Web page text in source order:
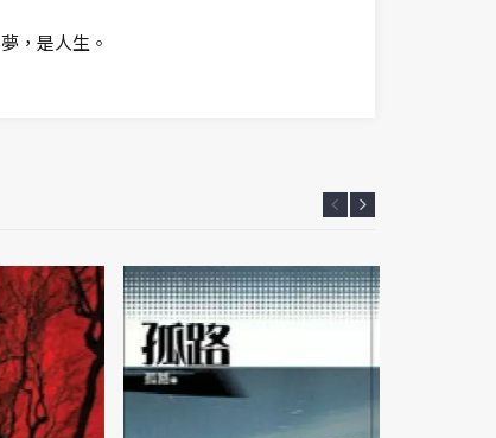
，是人生。